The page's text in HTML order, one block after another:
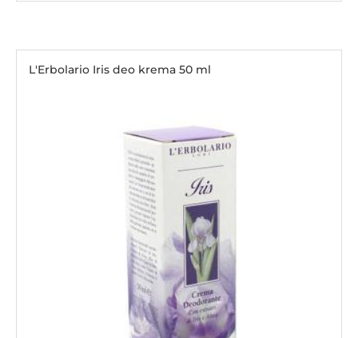
L'Erbolario Iris deo krema 50 ml